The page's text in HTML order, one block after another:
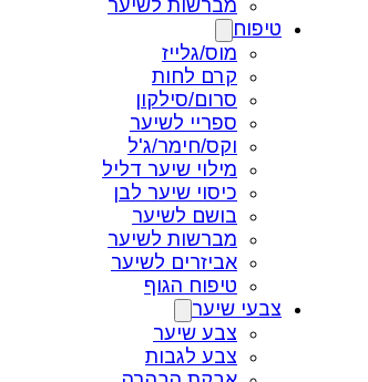
מברשות לשיער
טיפוח
מוס/גלייז
קרם לחות
סרום/סילקון
ספריי לשיער
וקס/חימר/ג'ל
מילוי שיער דליל
כיסוי שיער לבן
בושם לשיער
מברשות לשיער
אביזרים לשיער
טיפוח הגוף
צבעי שיער
צבע שיער
צבע לגבות